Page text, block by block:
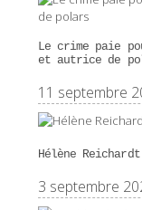
Le crime paie
et autrice de
11 septembre
Hélène
3 septembre